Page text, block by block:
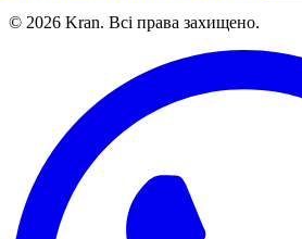
© 2026 Kran. Всі права захищено.